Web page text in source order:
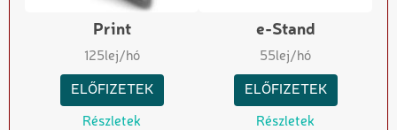
Print
125lej/hó
ELŐFIZETEK
Részletek
e-Stand
55lej/hó
ELŐFIZETEK
Részletek